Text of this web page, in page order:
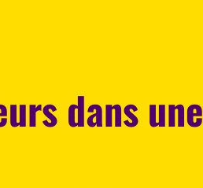
dans une